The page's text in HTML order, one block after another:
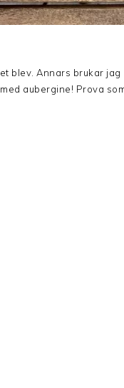
blev. Annars brukar jag
aubergine! Prova